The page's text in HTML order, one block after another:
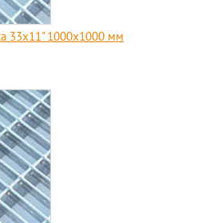
33x11" 1000х1000 мм